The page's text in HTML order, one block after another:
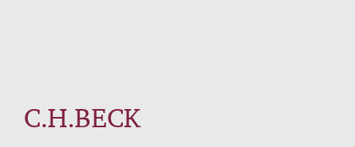
C.H.BECK